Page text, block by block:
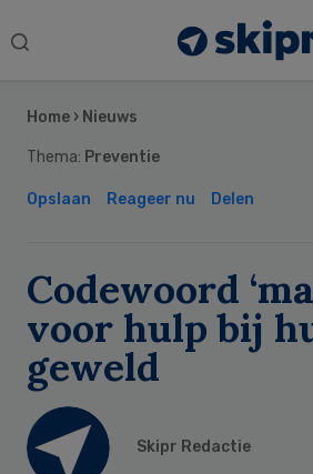
Search
Home › Nieuws
Thema: Preventie
Opslaan Reageer nu Delen
Codewoord
voor hulp bij
geweld
Skipr Redactie
Sidebar